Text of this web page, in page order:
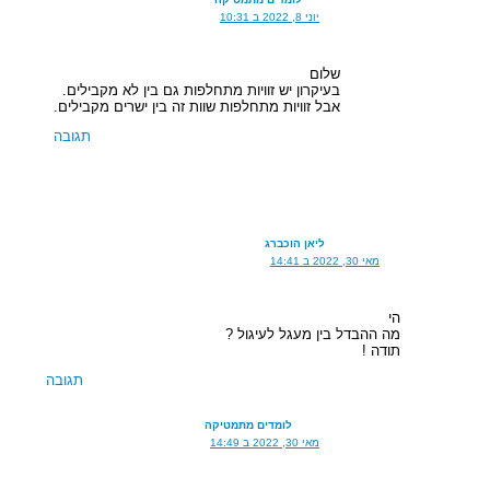
יוני 8, 2022 ב 10:31
שלום
בעיקרון יש זוויות מתחלפות גם בין לא מקבילים.
אבל זוויות מתחלפות שוות זה בין ישרים מקבילים.
תגובה
ליאן הוכברג
מאי 30, 2022 ב 14:41
הי
מה ההבדל בין מעגל לעיגול ?
תודה !
תגובה
לומדים מתמטיקה
מאי 30, 2022 ב 14:49